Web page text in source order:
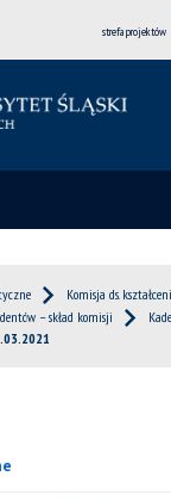
strefa projektów
Komisja ds.
– skład komisji